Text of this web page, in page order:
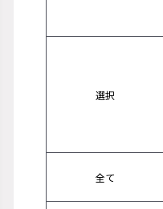
選択
全て